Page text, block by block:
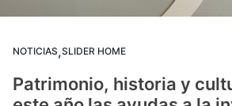
NOTICIAS,SLIDER HOME
Patrimonio, historia y